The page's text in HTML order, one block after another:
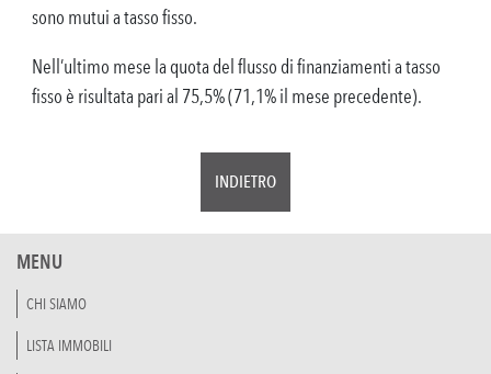
sono mutui a tasso fisso.
Nell’ultimo mese la quota del flusso di finanziamenti a tasso
fisso è risultata pari al 75,5% (71,1% il mese precedente).
INDIETRO
MENU
CHI SIAMO
LISTA IMMOBILI